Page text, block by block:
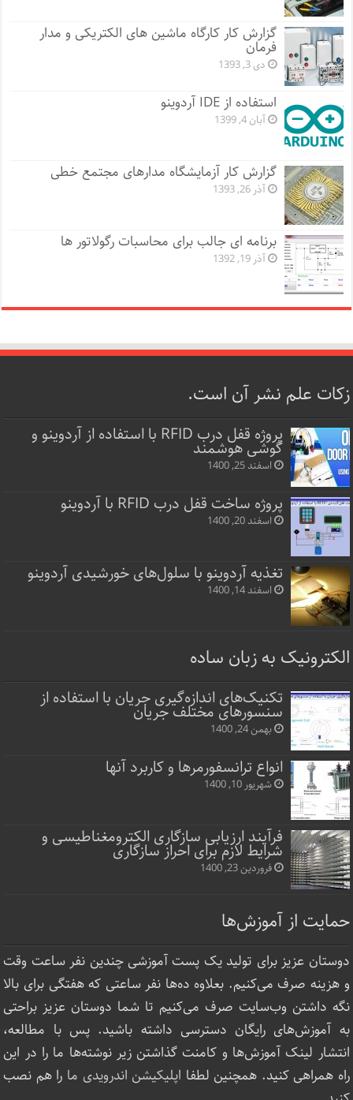
گزارش کار کارگاه ماشین های الکتریکی و مدار
فرمان
دی 3, 1393
استفاده از IDE آردوینو
آبان 4, 1399
گزارش کار آزمایشگاه مدارهای مجتمع خطی
آذر 26, 1393
برنامه ای جالب برای محاسبات رگولاتور ها
آذر 19, 1392
زکات علم نشر آن است.
پروژه قفل‌ درب RFID با استفاده از آردوینو و
گوشی هوشمند
اسفند 25, 1400
پروژه ساخت قفل‌ درب RFID با آردوینو
اسفند 20, 1400
تغذیه آردوینو با سلول‌های خورشیدی آردوینو
اسفند 14, 1400
الکترونیک به زبان ساده
تکنیک‌های اندازه‌گیری جریان با استفاده از
سنسورهای مختلف جریان
بهمن 24, 1400
انواع ترانسفورمرها و کاربرد آنها
شهریور 10, 1400
فرآیند ارزیابی سازگاری الکترومغناطیسی و
شرایط لازم برای احراز سازگاری
فروردین 23, 1400
حمایت از آموزش‌ها
دوستان عزیز برای تولید یک پست آموزشی چندین نفر ساعت‌ وقت
و هزینه صرف می‌کنیم. بعلاوه ده‌ها نفر ساعتی که هفتگی برای بالا
نگه داشتن وب‌سایت صرف ‌می‌کنیم تا شما دوستان عزیز براحتی
به آموزش‌های رایگان دسترسی داشته باشید. پس با مطالعه،
انتشار لینک‌ آموزش‌ها و کامنت گذاشتن زیر نوشته‌‌ها ما را در این
راه همراهی کنید. همچنین لطفا اپلیکیشن اندرویدی ما را هم نصب